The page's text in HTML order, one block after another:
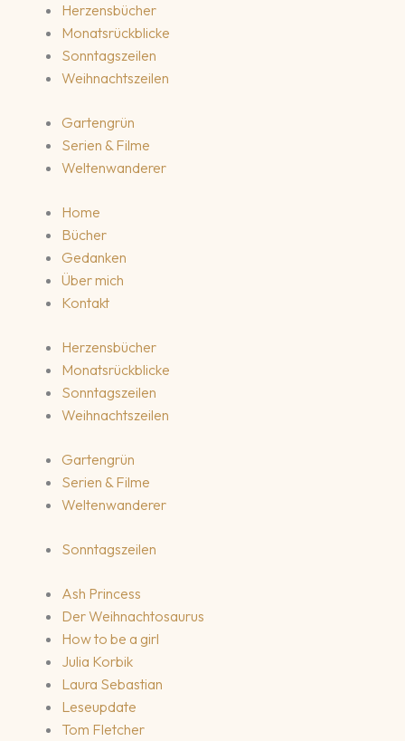
Herzensbücher
Monatsrückblicke
Sonntagszeilen
Weihnachtszeilen
Gartengrün
Serien & Filme
Weltenwanderer
Home
Bücher
Gedanken
Über mich
Kontakt
Herzensbücher
Monatsrückblicke
Sonntagszeilen
Weihnachtszeilen
Gartengrün
Serien & Filme
Weltenwanderer
Sonntagszeilen
Ash Princess
Der Weihnachtosaurus
How to be a girl
Julia Korbik
Laura Sebastian
Leseupdate
Tom Fletcher